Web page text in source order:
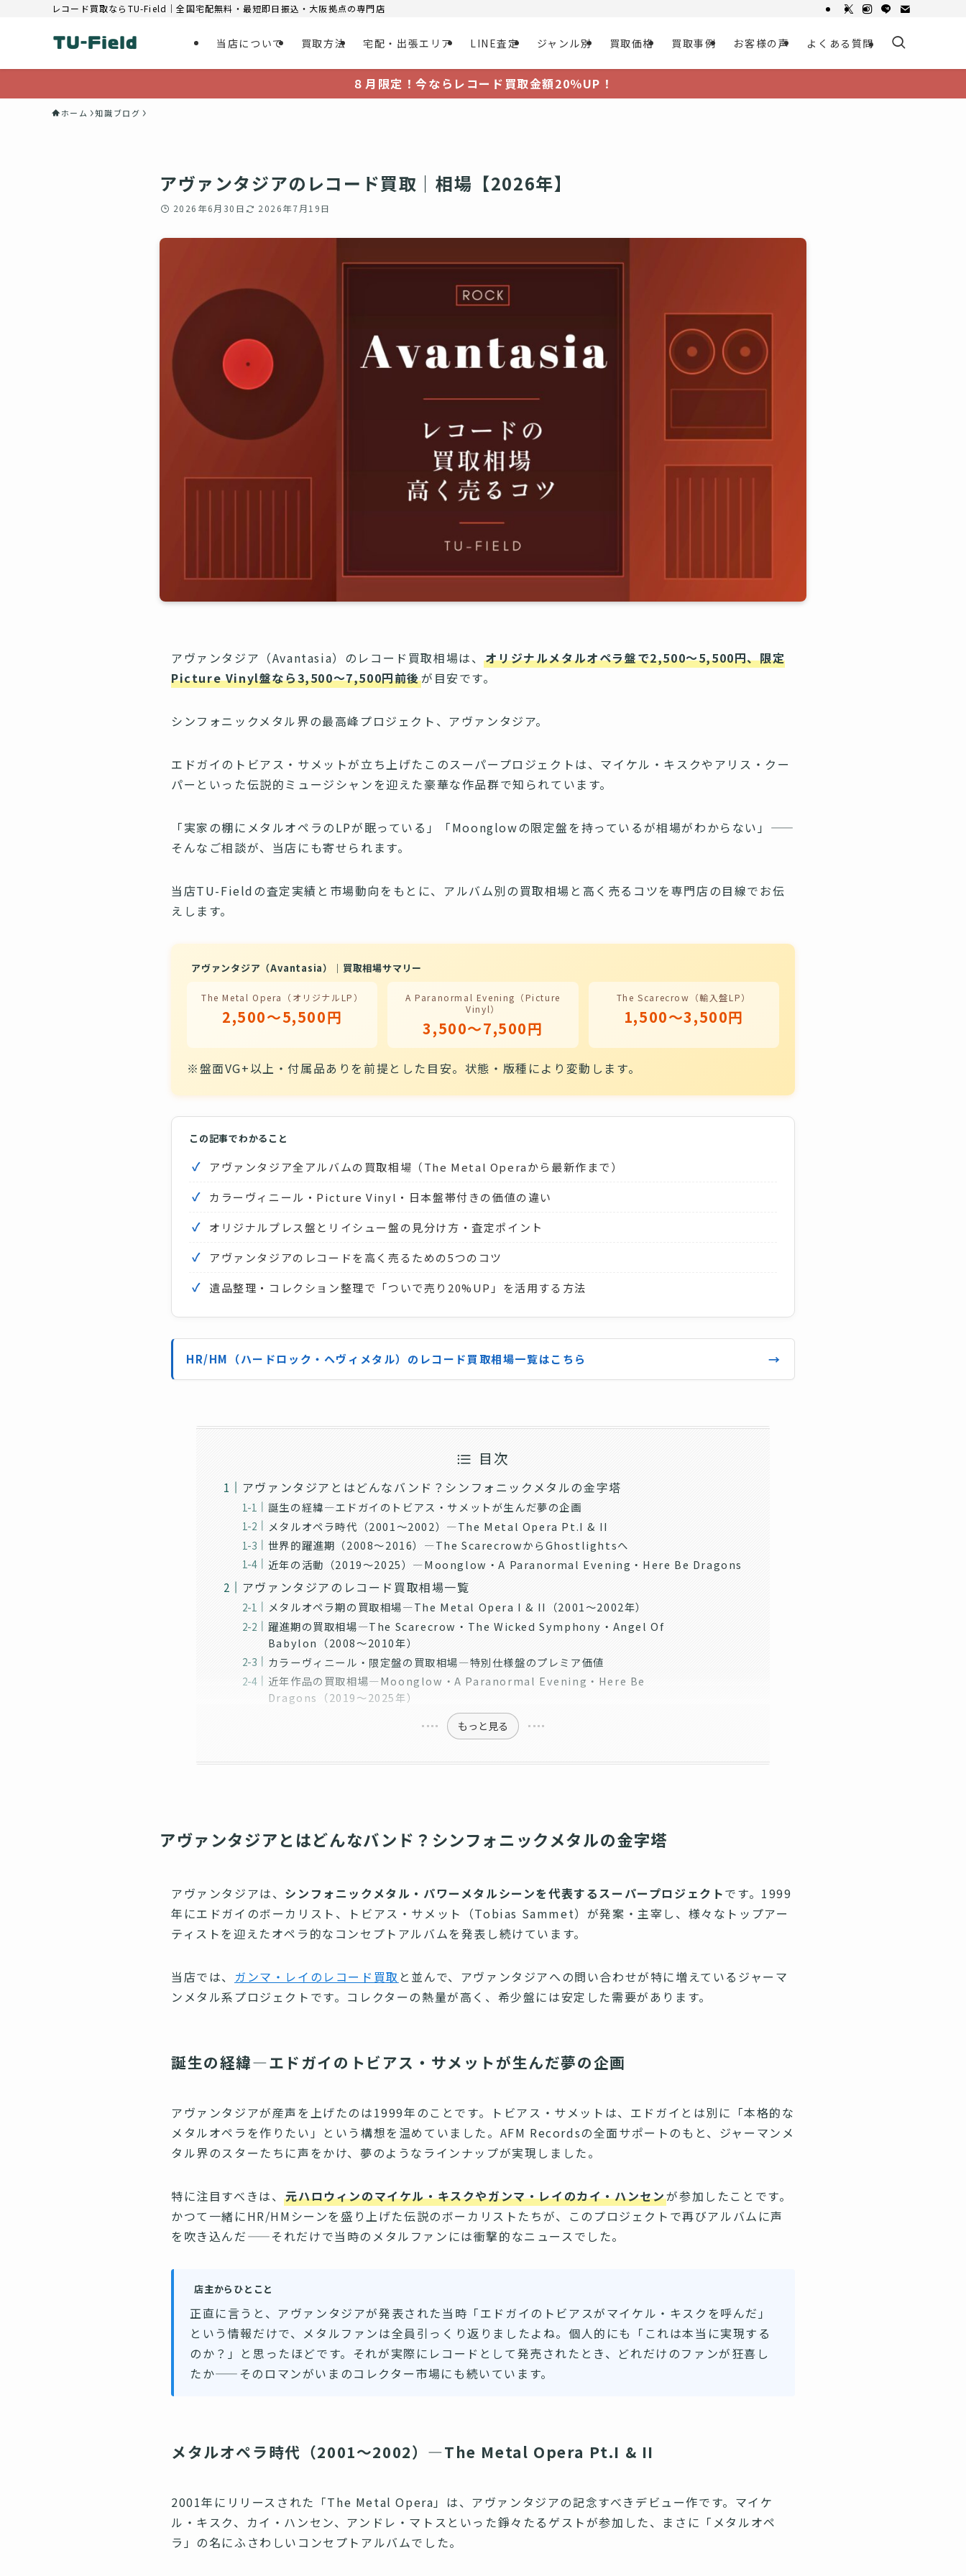
レコード買取ならTU-Field｜全国宅配無料・最短即日振込・大阪拠点の専門店
当店について 買取方法 宅配・出張エリア LINE査定 ジャンル別 買取価格 買取事例 お客様の声 よくある質問
８月限定！今ならレコード買取金額20％UP！
ホーム 知識ブログ
アヴァンタジアのレコード買取｜相場【2026年】
2026年6月30日 2026年7月19日
アヴァンタジア（Avantasia）のレコード買取相場は、オリジナルメタルオペラ盤で2,500〜5,500円、限定
Picture Vinyl盤なら3,500〜7,500円前後が目安です。
シンフォニックメタル界の最高峰プロジェクト、アヴァンタジア。
エドガイのトビアス・サメットが立ち上げたこのスーパープロジェクトは、マイケル・キスクやアリス・クー
パーといった伝説的ミュージシャンを迎えた豪華な作品群で知られています。
「実家の棚にメタルオペラのLPが眠っている」「Moonglowの限定盤を持っているが相場がわからない」——
そんなご相談が、当店にも寄せられます。
当店TU-Fieldの査定実績と市場動向をもとに、アルバム別の買取相場と高く売るコツを専門店の目線でお伝
えします。
アヴァンタジア（Avantasia）｜買取相場サマリー
The Metal Opera（オリジナルLP）
2,500〜5,500円
A Paranormal Evening（Picture
Vinyl）
3,500〜7,500円
The Scarecrow（輸入盤LP）
1,500〜3,500円
※盤面VG+以上・付属品ありを前提とした目安。状態・版種により変動します。
この記事でわかること
アヴァンタジア全アルバムの買取相場（The Metal Operaから最新作まで）
カラーヴィニール・Picture Vinyl・日本盤帯付きの価値の違い
オリジナルプレス盤とリイシュー盤の見分け方・査定ポイント
アヴァンタジアのレコードを高く売るための5つのコツ
遺品整理・コレクション整理で「ついで売り20%UP」を活用する方法
HR/HM（ハードロック・ヘヴィメタル）のレコード買取相場一覧はこちら
目次
アヴァンタジアとはどんなバンド？シンフォニックメタルの金字塔
誕生の経緯—エドガイのトビアス・サメットが生んだ夢の企画
メタルオペラ時代（2001〜2002）—The Metal Opera Pt.I & II
世界的躍進期（2008〜2016）—The ScarecrowからGhostlightsへ
近年の活動（2019〜2025）—Moonglow・A Paranormal Evening・Here Be Dragons
アヴァンタジアのレコード買取相場一覧
メタルオペラ期の買取相場—The Metal Opera I & II（2001〜2002年）
躍進期の買取相場—The Scarecrow・The Wicked Symphony・Angel Of
Babylon（2008〜2010年）
カラーヴィニール・限定盤の買取相場—特別仕様盤のプレミア価値
近年作品の買取相場—Moonglow・A Paranormal Evening・Here Be
Dragons（2019〜2025年）
もっと見る
アヴァンタジアとはどんなバンド？シンフォニックメタルの金字塔
アヴァンタジアは、 シンフォニックメタル・パワーメタルシーンを代表するスーパープロジェクトです。1999
年にエドガイのボーカリスト、トビアス・サメット（Tobias Sammet）が発案・主宰し、様々なトップアー
ティストを迎えたオペラ的なコンセプトアルバムを発表し続けています。
当店では、 ガンマ・レイのレコード買取 と並んで、アヴァンタジアへの問い合わせが特に増えているジャーマ
ンメタル系プロジェクトです。コレクターの熱量が高く、希少盤には安定した需要があります。
誕生の経緯—エドガイのトビアス・サメットが生んだ夢の企画
アヴァンタジアが産声を上げたのは1999年のことです。トビアス・サメットは、エドガイとは別に「本格的な
メタルオペラを作りたい」という構想を温めていました。AFM Recordsの全面サポートのもと、ジャーマンメ
タル界のスターたちに声をかけ、夢のようなラインナップが実現しました。
特に注目すべきは、元ハロウィンのマイケル・キスクやガンマ・レイのカイ・ハンセンが参加したことです。
かつて一緒にHR/HMシーンを盛り上げた伝説のボーカリストたちが、このプロジェクトで再びアルバムに声
を吹き込んだ——それだけで当時のメタルファンには衝撃的なニュースでした。
店主からひとこと
正直に言うと、アヴァンタジアが発表された当時「エドガイのトビアスがマイケル・キスクを呼んだ」
という情報だけで、メタルファンは全員引っくり返りましたよね。個人的にも「これは本当に実現する
のか？」と思ったほどです。それが実際にレコードとして発売されたとき、どれだけのファンが狂喜し
たか——そのロマンがいまのコレクター市場にも続いています。
メタルオペラ時代（2001〜2002）—The Metal Opera Pt.I & II
2001年にリリースされた「The Metal Opera」は、アヴァンタジアの記念すべきデビュー作です。マイケ
ル・キスク、カイ・ハンセン、アンドレ・マトスといった錚々たるゲストが参加した、まさに「メタルオペ
ラ」の名にふさわしいコンセプトアルバムでした。